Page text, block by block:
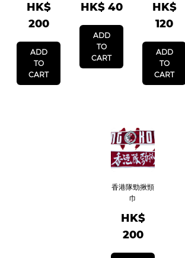
HK$
200
ADD
TO
CART
HK$ 40
ADD
TO
CART
HK$
120
ADD
TO
CART
香港隊勁揪頸
巾
HK$
200